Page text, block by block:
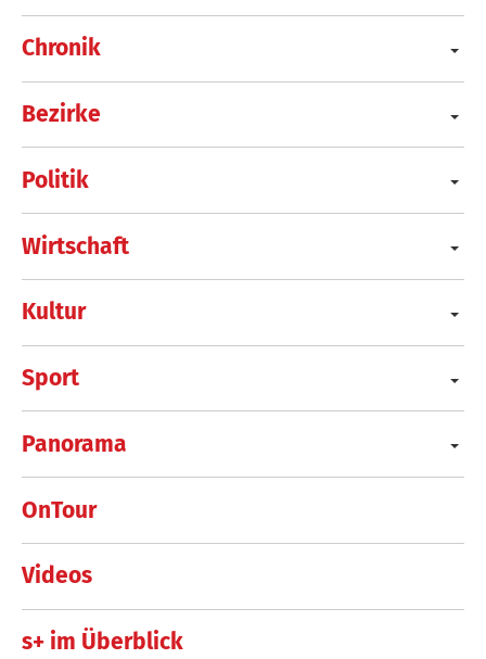
Chronik
Bezirke
Politik
Wirtschaft
Kultur
Sport
Panorama
OnTour
Videos
s+ im Überblick